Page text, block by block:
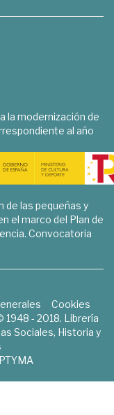
la modernización de
al año
de las pequeñas y
el marco del Plan de
Convocatoria
Cookies
1948 - 2018. Librería
Sociales, Historia y